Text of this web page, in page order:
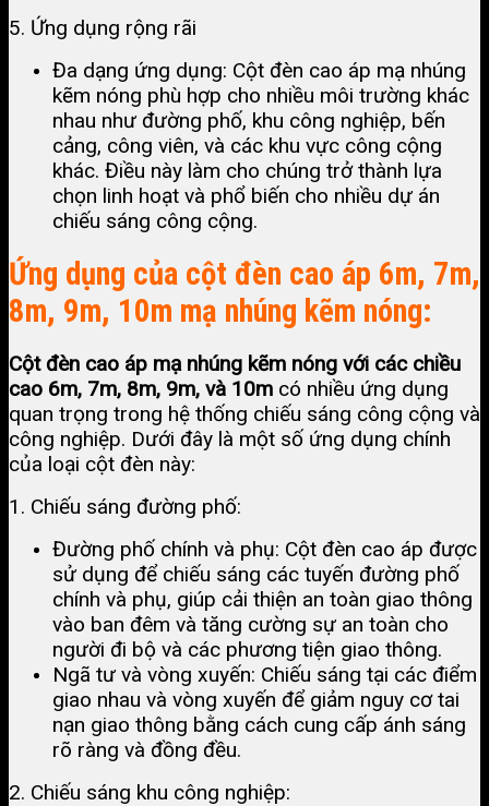
5. Ứng dụng rộng rãi
Đa dạng ứng dụng: Cột đèn cao áp mạ nhúng
kẽm nóng phù hợp cho nhiều môi trường khác
nhau như đường phố, khu công nghiệp, bến
cảng, công viên, và các khu vực công cộng
khác. Điều này làm cho chúng trở thành lựa
chọn linh hoạt và phổ biến cho nhiều dự án
chiếu sáng công cộng.
Ứng dụng của cột đèn cao áp 6m, 7m,
8m, 9m, 10m mạ nhúng kẽm nóng:
Cột đèn cao áp mạ nhúng kẽm nóng với các chiều
cao 6m, 7m, 8m, 9m, và 10m có nhiều ứng dụng
quan trọng trong hệ thống chiếu sáng công cộng và
công nghiệp. Dưới đây là một số ứng dụng chính
của loại cột đèn này:
1. Chiếu sáng đường phố:
Đường phố chính và phụ: Cột đèn cao áp được
sử dụng để chiếu sáng các tuyến đường phố
chính và phụ, giúp cải thiện an toàn giao thông
vào ban đêm và tăng cường sự an toàn cho
người đi bộ và các phương tiện giao thông​.
Ngã tư và vòng xuyến: Chiếu sáng tại các điểm
giao nhau và vòng xuyến để giảm nguy cơ tai
nạn giao thông bằng cách cung cấp ánh sáng
rõ ràng và đồng đều.
2. Chiếu sáng khu công nghiệp: